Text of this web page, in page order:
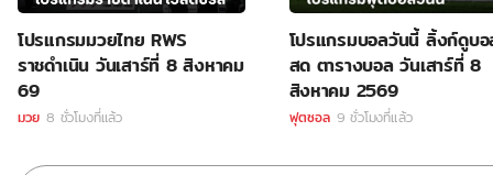
โปรแกรมมวยไทย RWS
ราชดำเนิน วันเสาร์ที่ 8 สิงหาคม
69
มวย 8 ชั่วโมงที่แล้ว
โปรแกรมบอลวันนี้ ลิ้งก์ดูบ
สด ตารางบอล วันเสาร์ที่ 8
สิงหาคม 2569
ฟุตซอล 9 ชั่วโมงที่แล้ว